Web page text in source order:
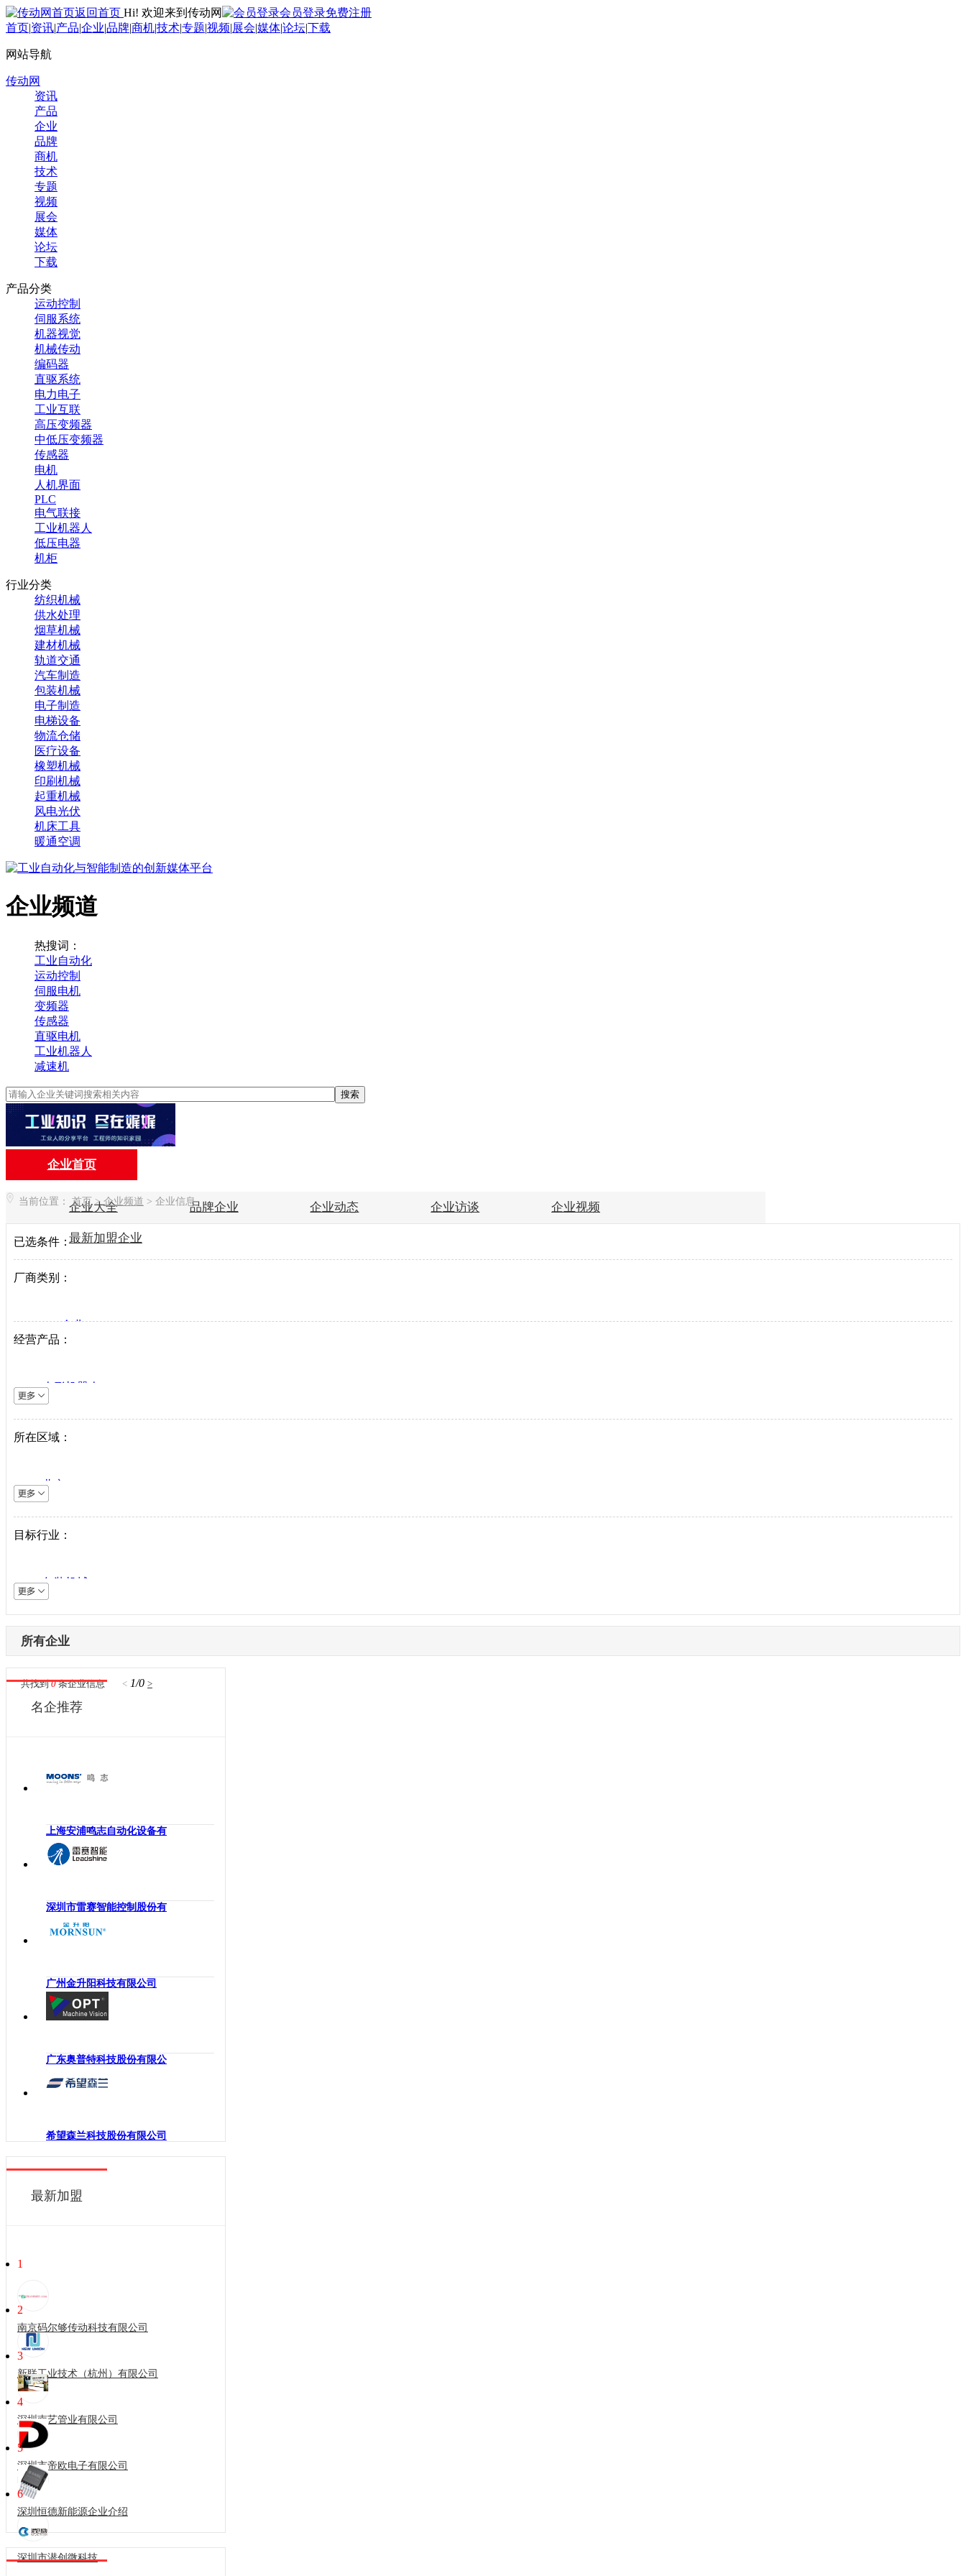
返回首页 Hi! 欢迎来到传动网 会员登录免费注册
首页|资讯|产品|企业|品牌|商机|技术|专题|视频|展会|媒体|论坛|下载
网站导航
传动网
资讯
产品
企业
品牌
商机
技术
专题
视频
展会
媒体
论坛
下载
产品分类
运动控制
伺服系统
机器视觉
机械传动
编码器
直驱系统
电力电子
工业互联
高压变频器
中低压变频器
传感器
电机
人机界面
PLC
电气联接
工业机器人
低压电器
机柜
行业分类
纺织机械
供水处理
烟草机械
建材机械
轨道交通
汽车制造
包装机械
电子制造
电梯设备
物流仓储
医疗设备
橡塑机械
印刷机械
起重机械
风电光伏
机床工具
暖通空调
企业频道
热搜词：
工业自动化
运动控制
伺服电机
变频器
传感器
直驱电机
工业机器人
减速机
搜索
企业首页
企业大全 品牌企业 企业动态 企业访谈 企业视频
最新加盟企业
当前位置： 首页 > 企业频道 > 企业信息
已选条件：
厂商类别：
VIP企业
生产商
系统集成商
经营产品：
人形机器人
逆变器
机床设备
直驱驱动器
工业机器人
伺服电机
中低压变频器
工业以太网
激光设备
其他机械设备
机器视觉
高压变频器
伺服驱动器
电气连接
传感器
运动控制
低压电器
工业交换机
机械传动
工业通讯
机柜
执行机构
电力电子
工业电机
所在区域：
北京
上海
天津
山西
内蒙古
辽宁
吉林
黑龙江
江苏
江西
河南
湖北
广西
海南
贵州
云南
西藏
甘肃
青海
新疆
澳门
台湾
目标行业：
包装机械
采矿机械
电子制造
纺织机械
供水处理
轨道交通
机床工具
起重机械
风电光伏
烟草机械
印刷机械
物流仓储
所有企业
共找到 0 条企业信息 < 1/0 >
名企推荐
上海安浦鸣志自动化设备有
深圳市雷赛智能控制股份有
广州金升阳科技有限公司
广东奥普特科技股份有限公
希望森兰科技股份有限公司
最新加盟
1
南京码尔够传动科技有限公司
2
新联工业技术（杭州）有限公司
3
深圳南艺管业有限公司
4
深圳市帝欧电子有限公司
5
深圳恒德新能源企业介绍
6
深圳市潜创微科技